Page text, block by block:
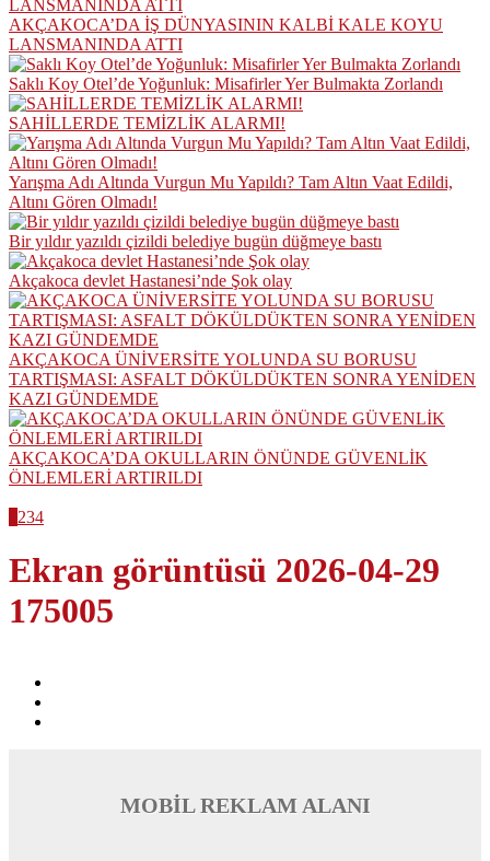
AKÇAKOCA’DA İŞ DÜNYASININ KALBİ KALE KOYU
LANSMANINDA ATTI
Saklı Koy Otel’de Yoğunluk: Misafirler Yer Bulmakta Zorlandı
SAHİLLERDE TEMİZLİK ALARMI!
Yarışma Adı Altında Vurgun Mu Yapıldı? Tam Altın Vaat Edildi,
Altını Gören Olmadı!
Bir yıldır yazıldı çizildi belediye bugün düğmeye bastı
Akçakoca devlet Hastanesi’nde Şok olay
AKÇAKOCA ÜNİVERSİTE YOLUNDA SU BORUSU
TARTIŞMASI: ASFALT DÖKÜLDÜKTEN SONRA YENİDEN
KAZI GÜNDEMDE
AKÇAKOCA’DA OKULLARIN ÖNÜNDE GÜVENLİK
ÖNLEMLERİ ARTIRILDI
234
Ekran görüntüsü 2026-04-29
175005
MOBİL REKLAM ALANI